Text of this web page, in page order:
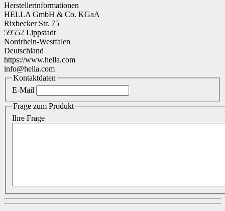
Herstellerinformationen
HELLA GmbH & Co. KGaA
Rixbecker Str. 75
59552 Lippstadt
Nordrhein-Westfalen
Deutschland
https://www.hella.com
info@hella.com
Kontaktdaten
E-Mail
Frage zum Produkt
Ihre Frage